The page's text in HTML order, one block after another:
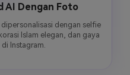
AI Dengan Foto
dengan selfie
Islam elegan, dan gaya
Instagram.